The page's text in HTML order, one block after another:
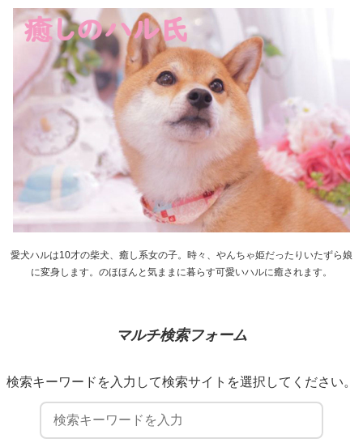
愛犬ハルは10才の柴犬、癒し系女の子。時々、やんちゃ姫だったりいたずら娘
に変身します。のほほんと気ままに暮らす可愛いハルに癒されます。
マルチ検索フォーム
検索キーワードを入力して検索サイトを選択してください。